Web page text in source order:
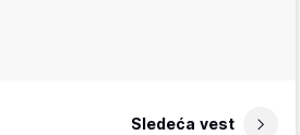
Sledeća vest